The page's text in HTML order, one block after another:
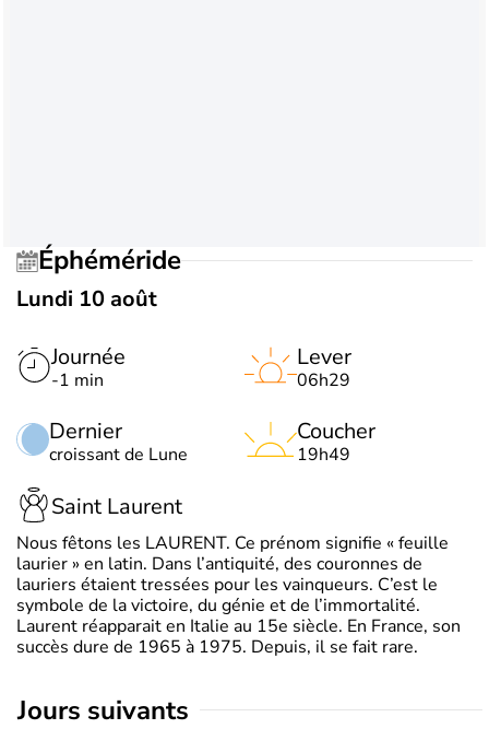
Éphéméride
Lundi 10 août
Journée
-1 min
Dernier
croissant de Lune
Lever
06h29
Coucher
19h49
Saint Laurent
Nous fêtons les LAURENT. Ce prénom signifie « feuille
laurier » en latin. Dans l’antiquité, des couronnes de
lauriers étaient tressées pour les vainqueurs. C’est le
symbole de la victoire, du génie et de l’immortalité.
Laurent réapparait en Italie au 15e siècle. En France, son
succès dure de 1965 à 1975. Depuis, il se fait rare.
jours suivants